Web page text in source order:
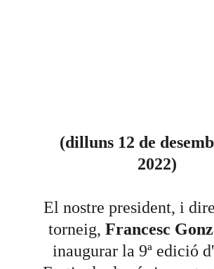
(dilluns 12 de
2022)
El nostre president, i
torneig, Francesc
inaugurar la 9ª edició